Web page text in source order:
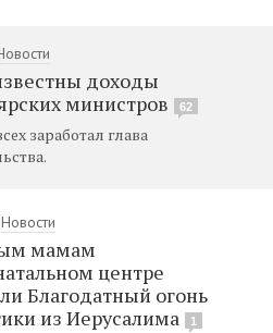
доходы
министров
62
заработал глава
Новости
мамам
центре
Благодатный огонь
из Иерусалима
1